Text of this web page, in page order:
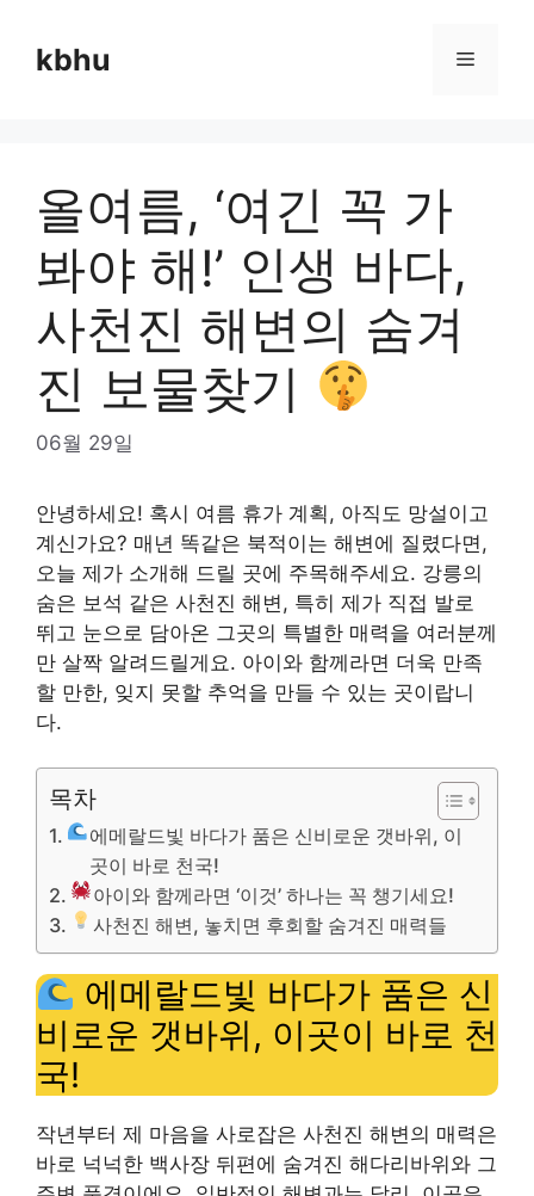
contentkbhu Menu
올여름, ‘여긴 꼭 가
봐야 해!’ 인생 바다,
사천진 해변의 숨겨
진 보물찾기
06월 29일
안녕하세요! 혹시 여름 휴가 계획, 아직도 망설이고
계신가요? 매년 똑같은 북적이는 해변에 질렸다면,
오늘 제가 소개해 드릴 곳에 주목해주세요. 강릉의
숨은 보석 같은 사천진 해변, 특히 제가 직접 발로
뛰고 눈으로 담아온 그곳의 특별한 매력을 여러분께
만 살짝 알려드릴게요. 아이와 함께라면 더욱 만족
할 만한, 잊지 못할 추억을 만들 수 있는 곳이랍니
다.
목차
에메랄드빛 바다가 품은 신비로운 갯바위, 이
곳이 바로 천국!
아이와 함께라면 ‘이것’ 하나는 꼭 챙기세요!
사천진 해변, 놓치면 후회할 숨겨진 매력들
에메랄드빛 바다가 품은 신
비로운 갯바위, 이곳이 바로 천
국!
작년부터 제 마음을 사로잡은 사천진 해변의 매력은
바로 넉넉한 백사장 뒤편에 숨겨진 해다리바위와 그